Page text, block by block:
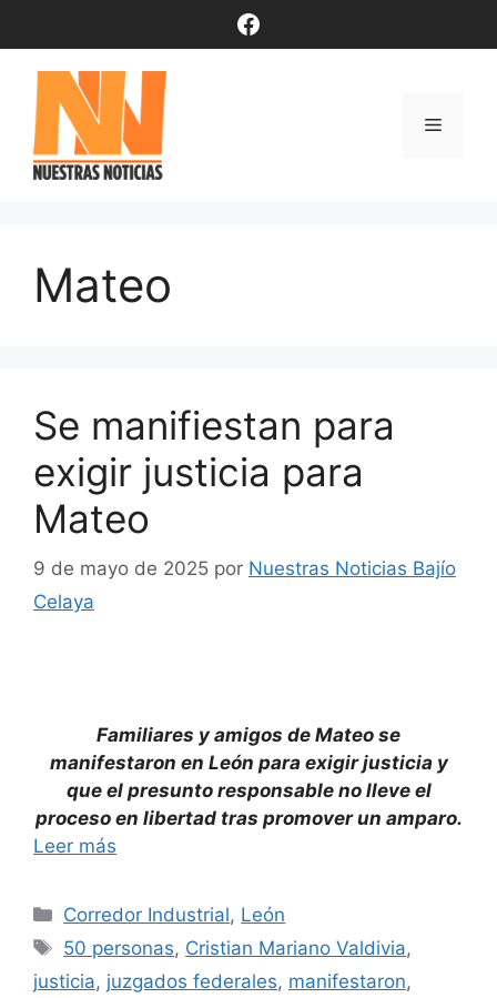
contenido
Facebook
Menú
Mateo
Se manifiestan para
exigir justicia para
Mateo
9 de mayo de 2025 por Nuestras Noticias Bajío
Celaya
Familiares y amigos de Mateo se
manifestaron en León para exigir justicia y
que el presunto responsable no lleve el
proceso en libertad tras promover un amparo.
Leer más
Categorías
Corredor Industrial, León
Etiquetas
50 personas, Cristian Mariano Valdivia,
justicia, juzgados federales, manifestaron,